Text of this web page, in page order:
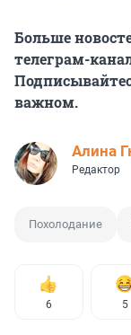
Больше
телеграм-
важном.
Алина
Редактор
Похолодание
6 5